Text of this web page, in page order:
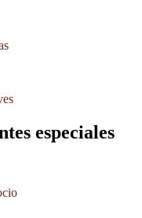
especiales